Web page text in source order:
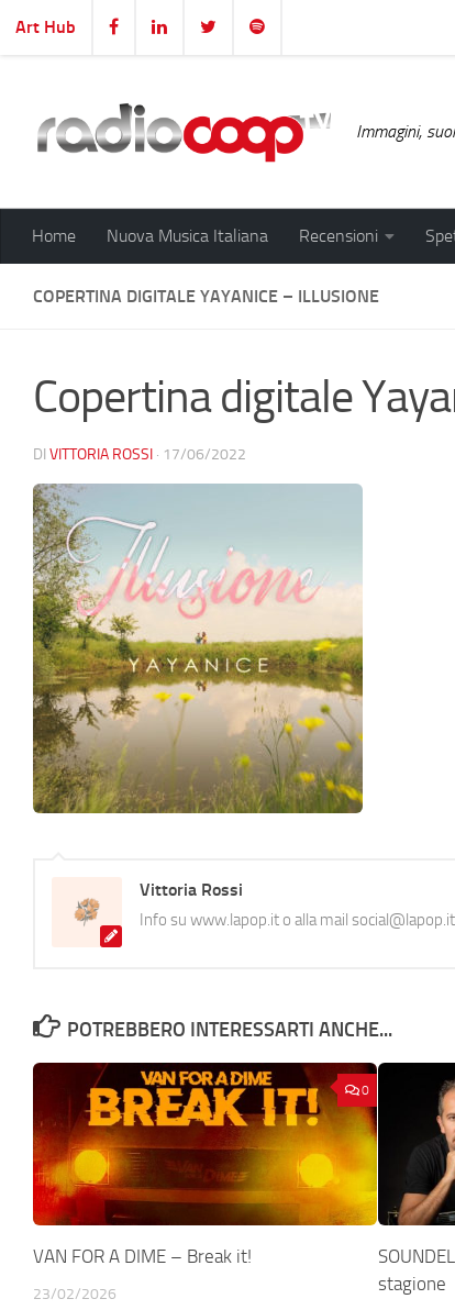
Salta al contenuto
Art Hub
Immagini,
Home Nuova Musica Italiana Recensioni
COPERTINA DIGITALE YAYANICE – ILLUSIONE
Copertina digitale
DI VITTORIA ROSSI · 17/06/2022
Vittoria Rossi
Info su www.lapop.it o alla mail social@lapop.it
POTREBBERO INTERESSARTI ANCHE...
0
VAN FOR A DIME – Break it!
23/02/2026
stagione